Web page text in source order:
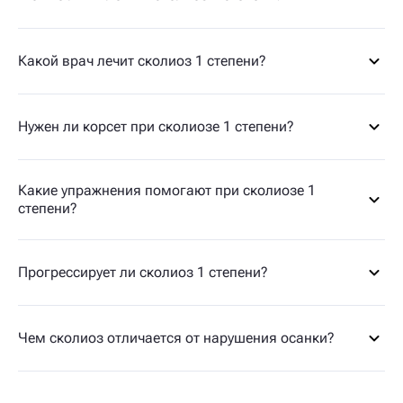
Какой врач лечит сколиоз 1 степени?
Нужен ли корсет при сколиозе 1 степени?
Какие упражнения помогают при сколиозе 1
степени?
Прогрессирует ли сколиоз 1 степени?
Чем сколиоз отличается от нарушения осанки?